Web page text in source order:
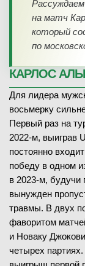
на матч
который
по
КАРЛОС
Для лидера
восьмерку
Первый раз на
2022-м, выиграв
постоянно
победу в одном
в 2023-м, будучи
вынужден
травмы. В двух
фаворитом
и Новаку
четырех